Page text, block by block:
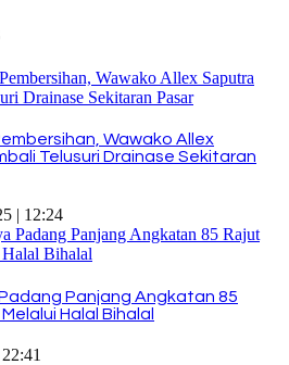
Wawako Allex
Telusuri Drainase Sekitaran
| 12:24
Panjang Angkatan 85
Halal Bihalal